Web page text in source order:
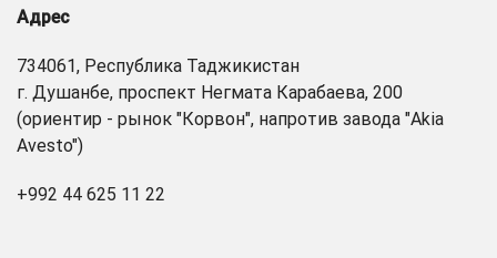
Адрес
734061, Республика Таджикистан
г. Душанбе, проспект Негмата Карабаева, 200
(ориентир - рынок "Корвон", напротив завода "Akia
Avesto")
+992 44 625 11 22